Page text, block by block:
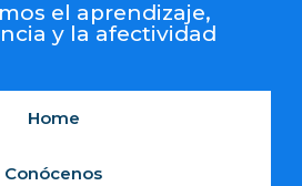
el aprendizaje,
y la afectividad
Home
Conócenos